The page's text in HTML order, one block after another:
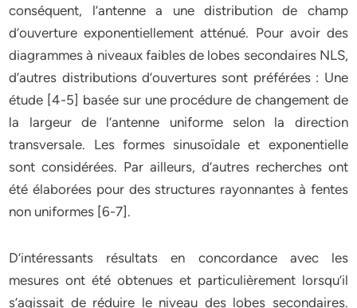
conséquent, l’antenne a une distribution de champ
d’ouverture exponentiellement atténué. Pour avoir des
diagrammes à niveaux faibles de lobes secondaires NLS,
d’autres distributions d’ouvertures sont préférées : Une
étude [4-5] basée sur une procédure de changement de
la largeur de l’antenne uniforme selon la direction
transversale. Les formes sinusoïdale et exponentielle
sont considérées. Par ailleurs, d’autres recherches ont
été élaborées pour des structures rayonnantes à fentes
non uniformes [6-7].
D’intéressants résultats en concordance avec les
mesures ont été obtenues et particulièrement lorsqu’il
s’agissait de réduire le niveau des lobes secondaires.